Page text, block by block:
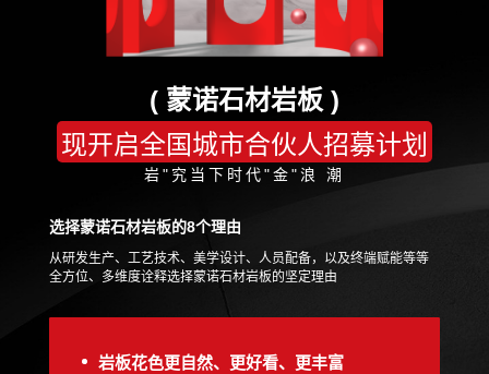
( 蒙诺石材岩板 )
现开启全国城市合伙人招募计划
岩"究当下时代"金"浪 潮
选择蒙诺石材岩板的8个理由
从研发生产、工艺技术、美学设计、人员配备，以及终端赋能等等
全方位、多维度诠释选择蒙诺石材岩板的坚定理由
岩板花色更自然、更好看、更丰富